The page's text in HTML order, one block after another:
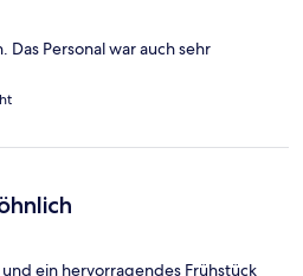
Das Personal war auch sehr
ein hervorragendes Frühstück